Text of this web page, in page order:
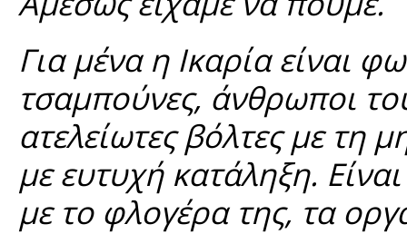
Για μένα η Ικαρία είναι
τσαμπούνες, άνθρωποι
ατελείωτες βόλτες με τη
με ευτυχή κατάληξη.
με το φλογέρα της, τα